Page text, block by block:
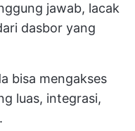
jawab, lacak
dasbor yang
bisa mengakses
luas, integrasi,